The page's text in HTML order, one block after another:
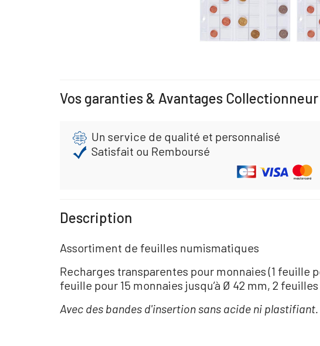
Vos garanties & Avantages Collectionneur
Un service de qualité et personnalisé
Satisfait ou Remboursé
Description
Assortiment de feuilles numismatiques
Recharges transparentes pour monnaies (1 feuille
feuille pour 15 monnaies jusqu’à Ø 42 mm, 2
Avec des bandes d'insertion sans acide ni